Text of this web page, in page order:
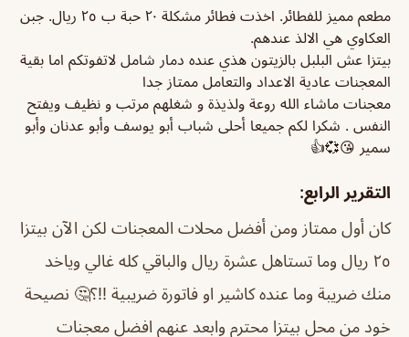
مطعم مميز للفطائر. اخذت فطائر مشكلة ٢٠ حبة ب ٢٥ ريال. جبن
العكاوي هي الالذ عندهم.
بيتزا عش البلبل بالزيتون هذي عنده دمار شامل لاتفوتكم اما بقية
المعجنات عادية الاعداد والتعامل ممتاز جدا
معجنات ماشاء الله روعة ولذيذة و شغلهم مرتب و نظيف ويفتح
النفس . شكرا لكم جميعا أحلى شباب أبو يوسف وأبو عدنان وأبو
سمير 😘💞👍
التقرير الرابع:
كان أول ممتاز ومن أفضل محلات المعجنات لكن الآن بيتزا
٢٥ ريال وما تستاهل عشرة ريال والباقي كله غالي وياخد
منك ضريبة وما عنده كاشير او فاتورة ضريبية !!؟🤔 نصيحة
خود من محل بيتزا محترم وابعد عنهم افضل معجنات